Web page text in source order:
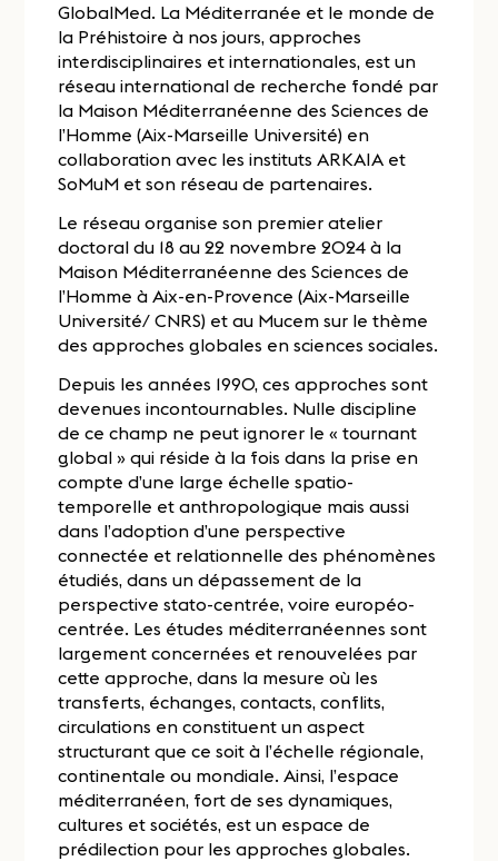
GlobalMed. La Méditerranée et le monde de
la Préhistoire à nos jours, approches
interdisciplinaires et internationales, est un
réseau international de recherche fondé par
la Maison Méditerranéenne des Sciences de
l’Homme (Aix-Marseille Université) en
collaboration avec les instituts ARKAIA et
SoMuM et son réseau de partenaires.
Le réseau organise son premier atelier
doctoral du 18 au 22 novembre 2024 à la
Maison Méditerranéenne des Sciences de
l’Homme à Aix-en-Provence (Aix-Marseille
Université/ CNRS) et au Mucem sur le thème
des approches globales en sciences sociales.
Depuis les années 1990, ces approches sont
devenues incontournables. Nulle discipline
de ce champ ne peut ignorer le « tournant
global » qui réside à la fois dans la prise en
compte d’une large échelle spatio-
temporelle et anthropologique mais aussi
dans l’adoption d’une perspective
connectée et relationnelle des phénomènes
étudiés, dans un dépassement de la
perspective stato-centrée, voire européo-
centrée. Les études méditerranéennes sont
largement concernées et renouvelées par
cette approche, dans la mesure où les
transferts, échanges, contacts, conflits,
circulations en constituent un aspect
structurant que ce soit à l’échelle régionale,
continentale ou mondiale. Ainsi, l’espace
méditerranéen, fort de ses dynamiques,
cultures et sociétés, est un espace de
prédilection pour les approches globales.